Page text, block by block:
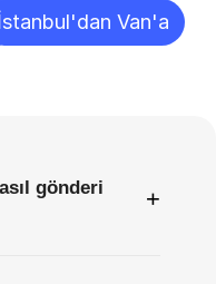
Van'a
gönderi
+